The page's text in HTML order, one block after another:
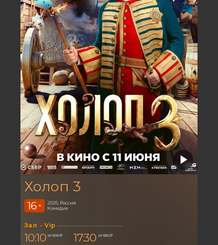
Холоп 3
16 +
2026, Россия
Комедия
Зал - Vip
10:10 от 600 ₽ 17:30 от 650 ₽